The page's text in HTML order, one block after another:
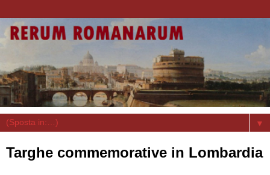
▼
Targhe commemorative in Lombardia